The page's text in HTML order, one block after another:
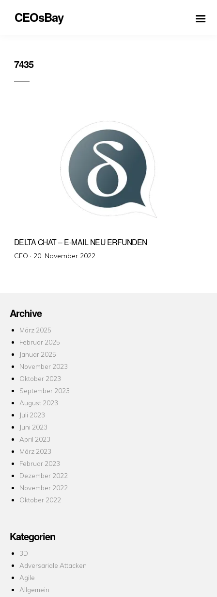
CEOsBay
7435
DELTA CHAT – E-MAIL NEU ERFUNDEN
CEO · Veröffentlicht
20. November 2022
Archive
März 2025
Februar 2025
Januar 2025
November 2023
Oktober 2023
September 2023
August 2023
Juli 2023
Juni 2023
April 2023
März 2023
Februar 2023
Dezember 2022
November 2022
Oktober 2022
Kategorien
3D
Adversariale Attacken
Agile
Allgemein